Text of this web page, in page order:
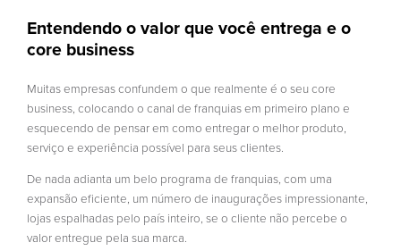
Entendendo o valor que você entrega e o
core business
Muitas empresas confundem o que realmente é o seu core
business, colocando o canal de franquias em primeiro plano e
esquecendo de pensar em como entregar o melhor produto,
serviço e experiência possível para seus clientes.
De nada adianta um belo programa de franquias, com uma
expansão eficiente, um número de inaugurações impressionante,
lojas espalhadas pelo país inteiro, se o cliente não percebe o
valor entregue pela sua marca.